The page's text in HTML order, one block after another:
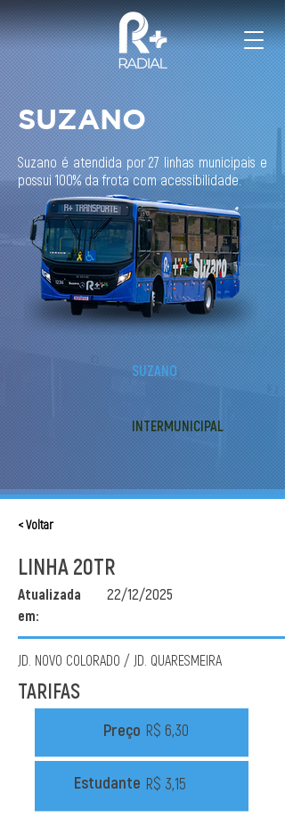
SUZANO
Suzano é atendida por 27 linhas municipais e
possui 100% da frota com acessibilidade.
SUZANO
INTERMUNICIPAL
< Voltar
LINHA 20TR
Atualizada
em:
22/12/2025
JD. NOVO COLORADO / JD. QUARESMEIRA
TARIFAS
Preço R$ 6,30
Estudante R$ 3,15